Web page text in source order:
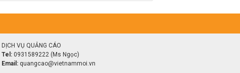
DỊCH VỤ QUẢNG CÁO
Tel: 0931589222 (Ms Ngọc)
Email: quangcao@vietnammoi.vn